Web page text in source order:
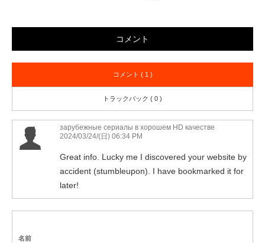
コメント
コメント ( 1 )
トラックバック ( 0 )
зарубежные сериалы в хорошем HD качестве
2024/03/24/(日) 06:34 PM
Great info. Lucky me I discovered your website by
accident (stumbleupon). I have bookmarked it for
later!
名前